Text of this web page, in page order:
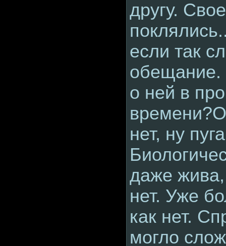
другу.
если так
обещание.
о ней в
нет, ну
даже
нет. Уже
как нет.
могло